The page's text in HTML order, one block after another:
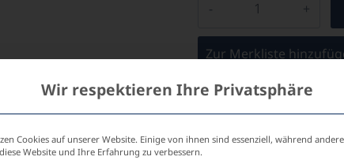
Zur Merkliste
Individuelle
Wir respektieren Ihre Privatsphäre
Cookies auf unserer Website. Einige von ihnen sind essenziell, während
Website und Ihre Erfahrung zu verbessern.